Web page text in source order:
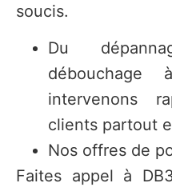
soucis.
Du
intervenons
clients partout
Nos offres de
Faites appel à